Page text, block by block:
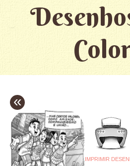
«
IMPRIMIR